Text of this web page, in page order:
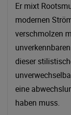
Er mixt
modernen
verschmolzen
dieser
eine
haben muss.